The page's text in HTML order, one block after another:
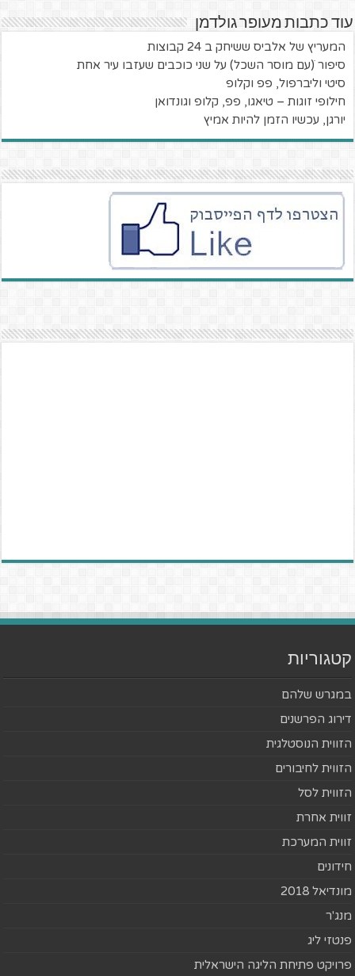
עוד כתבות מעופר גולדמן
המעריץ של אלביס ששיחק ב 24 קבוצות
סיפור ׁ(עם מוסר השכל) על שני כוכבים שעזבו עיר אחת
סיטי וליברפול, פפ וקלופ
חילופי זוגות – טיאגו, פפ, קלופ וגונדואן
יורגן, עכשיו הזמן להיות אמיץ
קטגוריות
במגרש שלהם
דירוג הפרשנים
הזווית הנוסטלגית
הזווית לחיבורים
הזווית לסל
זווית אחרת
זווית המערכת
חידונים
מונדיאל 2018
מנג'ר
פנטזי ליג
פרויקט פתיחת הליגה הישראלית